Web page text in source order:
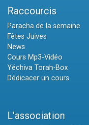
Raccourcis
Paracha de la semaine
Fêtes Juives
News
Cours Mp3-Vidéo
Yéchiva Torah-Box
Dédicacer un cours
L'association